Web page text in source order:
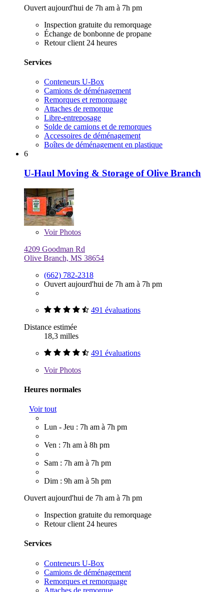
Ouvert aujourd'hui de 7h am à 7h pm
Inspection gratuite du remorquage
Échange de bonbonne de propane
Retour client 24 heures
Services
Conteneurs U-Box
Camions de déménagement
Remorques et remorquage
Attaches de remorque
Libre-entreposage
Solde de camions et de remorques
Accessoires de déménagement
Boîtes de déménagement en plastique
6
U-Haul Moving & Storage of Olive Branch
VoirPhotos
4209 Goodman Rd
Olive Branch, MS 38654
(662) 782-2318
Ouvert aujourd'hui de 7h am à 7h pm
491 évaluations
Distance estimée
18,3 milles
491 évaluations
VoirPhotos
Heures normales
Voir tout
Lun - Jeu : 7h am à 7h pm
Ven : 7h am à 8h pm
Sam : 7h am à 7h pm
Dim : 9h am à 5h pm
Ouvert aujourd'hui de 7h am à 7h pm
Inspection gratuite du remorquage
Retour client 24 heures
Services
Conteneurs U-Box
Camions de déménagement
Remorques et remorquage
Attaches de remorque